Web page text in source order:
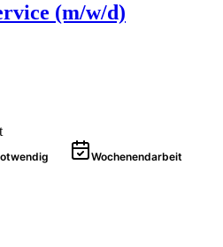
(m/w/d)
Wochenendarbeit